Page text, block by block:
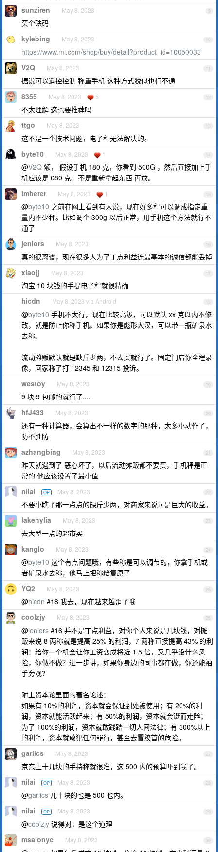
9
sunziren May 8, 2023
买个砝码
10
kylebing May 8, 2023
https://www.mi.com/shop/buy/detail?product_id=10050033
11
V2Q May 8, 2023
据说可以遥控控制 称重手机 这种方式貌似也行不通
12
8355 May 8, 2023 5
不太理解 这也要推荐吗
13
ttgo May 8, 2023
这不是一个技术问题，电子秤无法解决的。
14
byte10 May 8, 2023 1
@V2Q 额， 假设手机 180 克，你看到 500G ，然后直接加上手
机应该是 680 克。不是重新拿起东西 再放。
15
imherer May 8, 2023 1
@byte10 之前在网上看到有人说，现在好多秤可以调成指定重
量内不少秤。比如调个 300g 以后正常，用手机这个方法就行不
通了
16
jenlors May 8, 2023
真的很离谱，现在很多人为了丁点利益连最基本的诚信都能丢掉
17
xiaojj May 8, 2023
淘宝 10 块钱的手提电子秤就很精确
18
hicdn May 8, 2023 via Android
@byte10 手机不太行，现在比较高级，可以默认 xx 克以内不修
改，就是防止你称手机。如果你是彪形大汉，可以带一瓶矿泉水
去称。
流动摊贩默认就是缺斤少两，不去买就行了。固定门店你全程录
像，回家称了打 12345 和 12315 投诉。
19
westoy May 8, 2023
9 块 9 包邮的就行了....
20
hfJ433 May 8, 2023
还有一种计算器，会算出不一样的数字的那种，太多小动作了，
防不胜防
21
azhangbing May 8, 2023
昨天就遇到了 恶心坏了，以后流动摊贩都不要买，手机秤是正
常的 他应该设置了最小值
22
nilai OP May 8, 2023
不要小瞧了那一点点的缺斤少两，对商家来说可是巨大的收益。
23
lakehylia May 8, 2023
去大型一点的超市买
24
kanglo May 8, 2023
@byte10 这个有点问题哦，有些称是可以调节的，你拿手机或
者矿泉水去称，他马上把称给复原了
25
YQ2 May 8, 2023
@hicdn #18 我去，现在越来越歪了哦
26
coolzjy May 8, 2023
@jenlors #16 并不是丁点利益，对你个人来说是几块钱，对摊
贩来说 8 两称就是提高 25% 的利润，7 两称直接提高 43% 的利
润！给你一个机会让你工资变成将近 1.5 倍，又几乎没什么风
险，你做不做？进一步讲，如果你身边的同事都在做，你还能袖
手旁观？
附上资本论里面的著名论述：
如果有 10%的利润，资本就会保证到处被使用；有 20%的利
润，资本就能活跃起来；有 50%的利润，资本就会铤而走险；
为了 100%的利润，资本就敢践踏一切人间法律；有 300%以上
的利润，资本就敢犯任何罪行，甚至去冒绞首的危险。
27
garlics May 8, 2023
京东上十几块的手持称就很准，这 500 内的预算吓到我了。
28
nilai OP May 8, 2023
@garlics 几十块的也是 500 也内。
29
nilai OP May 8, 2023
@coolzjy 说得对，是这个道理
30
msaionyc May 8, 2023